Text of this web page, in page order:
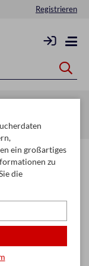
Registrieren
Zigarettenfilter
ein großartiges
zu
die